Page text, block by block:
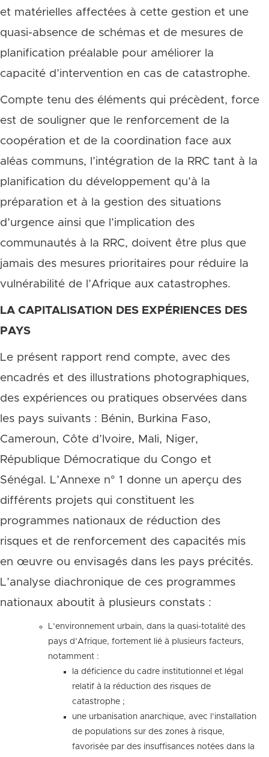
et matérielles affectées à cette gestion et une
quasi-absence de schémas et de mesures de
planification préalable pour améliorer la
capacité d’intervention en cas de catastrophe.
Compte tenu des éléments qui précèdent, force
est de souligner que le renforcement de la
coopération et de la coordination face aux
aléas communs, l’intégration de la RRC tant à la
planification du développement qu’à la
préparation et à la gestion des situations
d’urgence ainsi que l’implication des
communautés à la RRC, doivent être plus que
jamais des mesures prioritaires pour réduire la
vulnérabilité de l’Afrique aux catastrophes.
LA CAPITALISATION DES EXPÉRIENCES DES
PAYS
Le présent rapport rend compte, avec des
encadrés et des illustrations photographiques,
des expériences ou pratiques observées dans
les pays suivants : Bénin, Burkina Faso,
Cameroun, Côte d’Ivoire, Mali, Niger,
République Démocratique du Congo et
Sénégal. L’Annexe n° 1 donne un aperçu des
différents projets qui constituent les
programmes nationaux de réduction des
risques et de renforcement des capacités mis
en œuvre ou envisagés dans les pays précités.
L’analyse diachronique de ces programmes
nationaux aboutit à plusieurs constats :
L’environnement urbain, dans la quasi-totalité des
pays d’Afrique, fortement lié à plusieurs facteurs,
notamment :
la déficience du cadre institutionnel et légal
relatif à la réduction des risques de
catastrophe ;
une urbanisation anarchique, avec l’installation
de populations sur des zones à risque,
favorisée par des insuffisances notées dans la